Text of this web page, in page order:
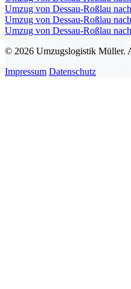
Umzug von Dessau-Roßlau
Umzug von Dessau-Roßlau
Umzug von Dessau-Roßlau
© 2026 Umzugslogistik Müller.
Impressum Datenschutz